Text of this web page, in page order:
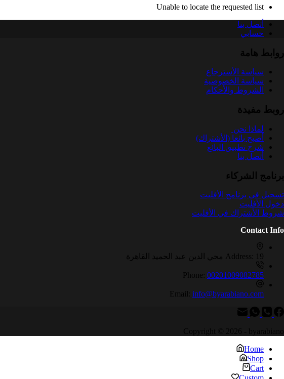
Unable to locate the requested list
أتصل بنا
حسابي
روابط هامة
سياسة الأسترجاع
سياسة الخصوصية
الشروط والأحكام
روبط مفيدة
لماذا نحن
أصبح بائعا (الأشتراك)
شرح تطبيق البائع
أتصل بنا
برنامج الشركاء
تسجيل في برنامج الأفليت
دخول الأفليت
شروط الأشتراك في الأفليت
Contact Info
Address: 19 محي الدين عبد الحميد القاهرة
Phone: 00201009082785
Email: info@byarabiano.com
Copyright © 2026 - byarabiano
Home
Shop
Cart